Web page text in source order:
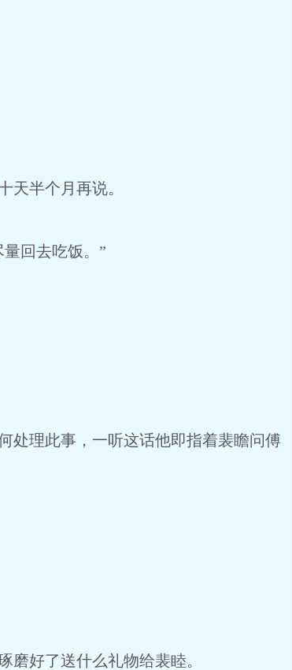
半个月再说。
回去吃饭。”
理此事，一听这话他即指着裴瞻问傅
好了送什么礼物给裴睦。